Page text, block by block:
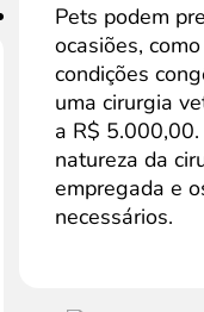
Pets podem
ocasiões,
condições
uma cirurgia
a R$
natureza da
empregada e
necessários.